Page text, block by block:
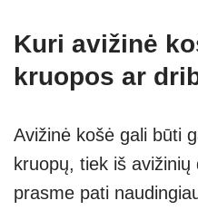
Kuri avižinė
kruopos ar
Avižinė košė gali būti
kruopų, tiek iš
prasme pati